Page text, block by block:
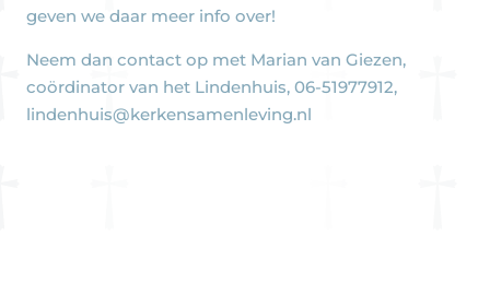
geven we daar meer info over!
Neem dan contact op met Marian van Giezen,
coördinator van het Lindenhuis, 06-51977912,
lindenhuis@kerkensamenleving.nl